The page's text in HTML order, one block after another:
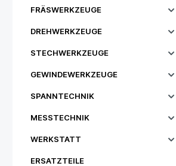
FRÄSWERKZEUGE
DREHWERKZEUGE
STECHWERKZEUGE
GEWINDEWERKZEUGE
SPANNTECHNIK
MESSTECHNIK
WERKSTATT
ERSATZTEILE